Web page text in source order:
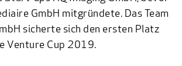
GmbH mitgründete. Das Team
sicherte sich den ersten Platz
Venture Cup 2019.